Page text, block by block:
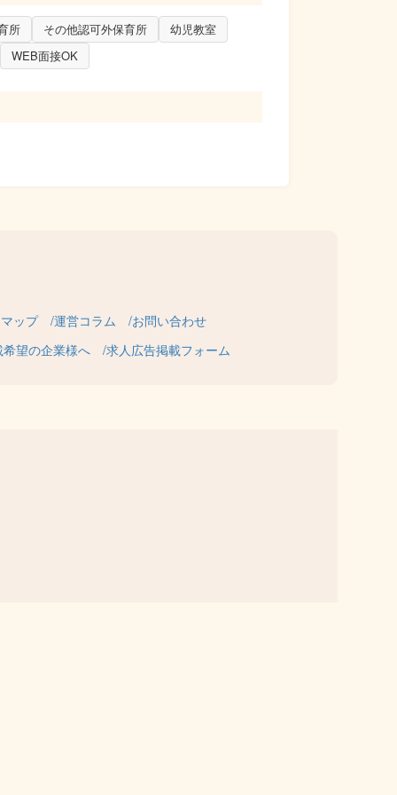
。※別途手当有
所 その他認可外保育所
幼児教室
WEB面接OK
ップ 運営コラム
お問い合わせ
望の企業様へ 求人広告掲載フォーム